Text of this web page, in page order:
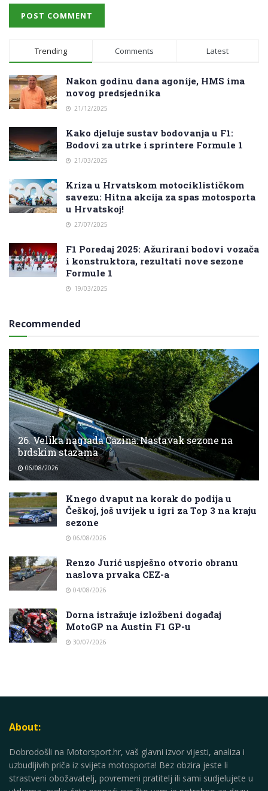
Trending Comments Latest
Nakon godinu dana agonije, HMS ima
novog predsjednika
21/12/2025
Kako djeluje sustav bodovanja u F1:
Bodovi za utrke i sprintere Formule 1
21/03/2025
Kriza u Hrvatskom motociklističkom
savezu: Hitna akcija za spas motosporta
u Hrvatskoj!
27/07/2025
F1 Poredaj 2025: Ažurirani bodovi vozača
i konstruktora, rezultati nove sezone
Formule 1
19/03/2025
Recommended
26. Velika nagrada Cazina: Nastavak sezone na
brdskim stazama
06/08/2026
Knego dvaput na korak do podija u
Češkoj, još uvijek u igri za Top 3 na kraju
sezone
06/08/2026
Renzo Jurić uspješno otvorio obranu
naslova prvaka CEZ-a
04/08/2026
Dorna istražuje izložbeni događaj
MotoGP na Austin F1 GP-u
30/07/2026
About:
Dobrodošli na Motorsport.hr, vaš glavni izvor vijesti, analiza i
uzbudljivih priča iz svijeta motosporta! Bez obzira jeste li
strastveni obožavatelj, povremeni pratitelj ili sami sudjelujete u